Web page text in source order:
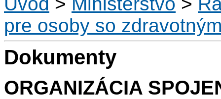
pre osoby so
Dokumenty
ORGANIZÁCIA